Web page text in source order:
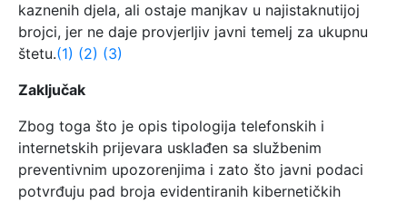
kaznenih djela, ali ostaje manjkav u najistaknutijoj
brojci, jer ne daje provjerljiv javni temelj za ukupnu
štetu.(1) (2) (3)
Zaključak
Zbog toga što je opis tipologija telefonskih i
internetskih prijevara usklađen sa službenim
preventivnim upozorenjima i zato što javni podaci
potvrđuju pad broja evidentiranih kibernetičkih